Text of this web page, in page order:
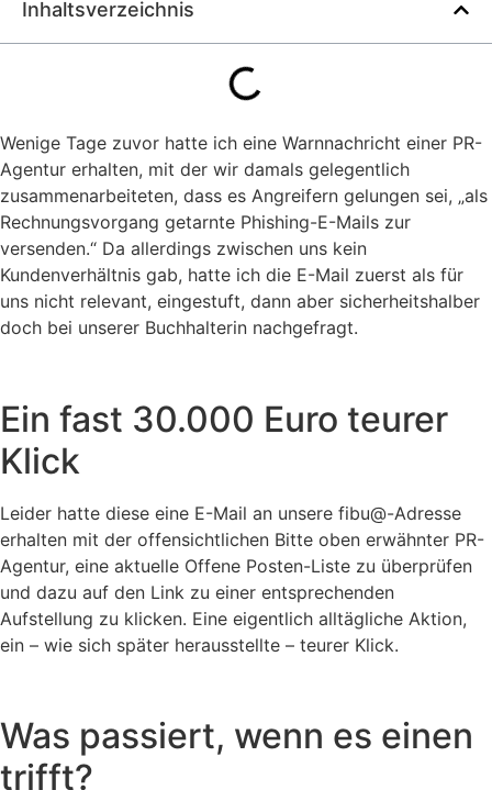
Inhaltsverzeichnis
Wenige Tage zuvor hatte ich eine Warnnachricht einer PR-
Agentur erhalten, mit der wir damals gelegentlich
zusammenarbeiteten, dass es Angreifern gelungen sei, „als
Rechnungsvorgang getarnte Phishing-E-Mails zur
versenden.“ Da allerdings zwischen uns kein
Kundenverhältnis gab, hatte ich die E-Mail zuerst als für
uns nicht relevant, eingestuft, dann aber sicherheitshalber
doch bei unserer Buchhalterin nachgefragt.
Ein fast 30.000 Euro teurer
Klick
Leider hatte diese eine E-Mail an unsere fibu@-Adresse
erhalten mit der offensichtlichen Bitte oben erwähnter PR-
Agentur, eine aktuelle Offene Posten-Liste zu überprüfen
und dazu auf den Link zu einer entsprechenden
Aufstellung zu klicken. Eine eigentlich alltägliche Aktion,
ein – wie sich später herausstellte – teurer Klick.
Was passiert, wenn es einen
trifft?